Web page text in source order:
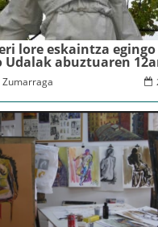
lore eskaintza
Udalak abuztuaren